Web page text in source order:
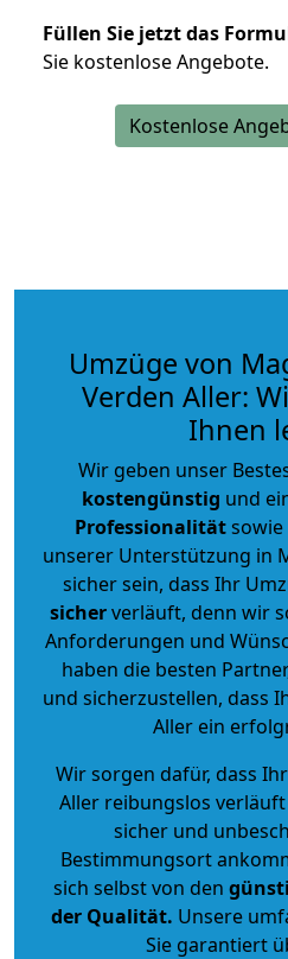
Füllen Sie jetzt das
Sie kostenlose Angebote.
Kostenlose
Umzüge von
Verden Aller:
Ihnen
Wir geben unser
kostengünstig und
Professionalität
unserer Unterstützung in
sicher sein, dass Ihr
sicherverläuft, denn wir
Anforderungen und
haben die besten
und sicherzustellen, dass
Aller ein
Wir sorgen dafür, dass
Aller reibungslos
sicher und
Bestimmungsort
sich selbst von den
der Qualität. Unsere
Sie garantiert